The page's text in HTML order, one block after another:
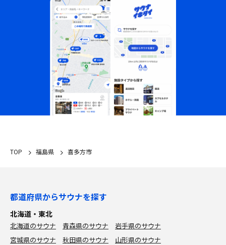
TOP 福島県 喜多方市
都道府県からサウナを探す
北海道・東北
北海道のサウナ 青森県のサウナ
岩手県のサウナ
宮城県のサウナ
秋田県のサウナ
山形県のサウナ